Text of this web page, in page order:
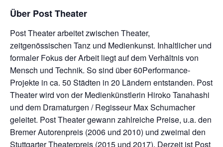
Über Post Theater
Post Theater arbeitet zwischen Theater,
zeitgenössischen Tanz und Medienkunst. Inhaltlicher und
formaler Fokus der Arbeit liegt auf dem Verhältnis von
Mensch und Technik. So sind über 60Performance-
Projekte in ca. 50 Städten in 20 Ländern entstanden. Post
Theater wird von der Medienkünstlerin Hiroko Tanahashi
und dem Dramaturgen / Regisseur Max Schumacher
geleitet. Post Theater gewann zahlreiche Preise, u.a. den
Bremer Autorenpreis (2006 und 2010) und zweimal den
Stuttgarter Theaterpreis (2015 und 2017). Derzeit ist Post